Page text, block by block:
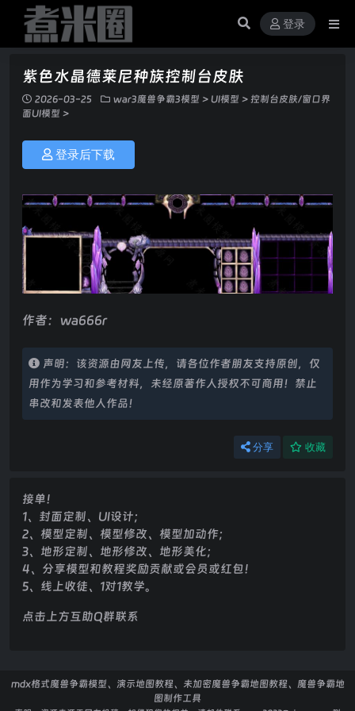
登录
紫色水晶德莱尼种族控制台皮肤
2026-03-25 war3魔兽争霸3模型 > UI模型 > 控制台皮肤/窗口界
面UI模型 >
登录后下载
作者：wa666r
声明：该资源由网友上传，请各位作者朋友支持原创，仅
用作为学习和参考材料，未经原著作人授权不可商用！禁止
串改和发表他人作品！
分享 收藏
接单！
1、封面定制、UI设计；
2、模型定制、模型修改、模型加动作；
3、地形定制、地形修改、地形美化；
4、分享模型和教程奖励贡献或会员或红包！
5、线上收徒、1对1教学。
点击上方互助Q群联系
mdx格式魔兽争霸模型、演示地图教程、未加密魔兽争霸地图教程、魔兽争霸地
图制作工具